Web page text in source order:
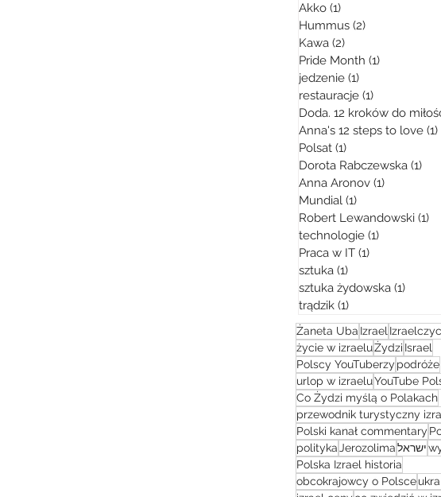
Akko (1)
Hummus (2)
Kawa (2)
Pride Month (1)
jedzenie (1)
restauracje (1)
Doda. 12 kroków do
Anna's 12 steps to love (1)
Polsat (1)
Dorota Rabczewska (1)
Anna Aronov (1)
Mundial (1)
Robert Lewandowski (1)
technologie (1)
Praca w IT (1)
sztuka (1)
sztuka żydowska (1)
trądzik (1)
Żaneta Uba Izrael
życie w izraeluŻydzi Israel
Polscy YouTuberzy podróże
urlop w izraeluYouTube
Co Żydzi myślą o Polakach
przewodnik turystyczny
Polski kanał commentary
polityka Jerozolimaישראל
Polska Izrael historia
obcokrajowcy o Polsce